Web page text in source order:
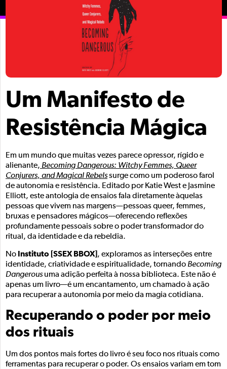
Um Manifesto de
Resistência Mágica
Em um mundo que muitas vezes parece opressor, rígido e
alienante, Becoming Dangerous: Witchy Femmes, Queer
Conjurers, and Magical Rebelssurge como um poderoso farol
de autonomia e resistência. Editado por Katie West e Jasmine
Elliott, este antologia de ensaios fala diretamente àquelas
pessoas que vivem nas margens—pessoas queer, femmes,
bruxas e pensadores mágicos—oferecendo reflexões
profundamente pessoais sobre o poder transformador do
ritual, da identidade e da rebeldia.
No Instituto [SSEX BBOX] , exploramos as interseções entre
identidade, criatividade e espiritualidade, tornando Becoming
Dangerousuma adição perfeita à nossa biblioteca. Este não é
apenas um livro—é um encantamento, um chamado à ação
para recuperar a autonomia por meio da magia cotidiana.
Recuperando o poder por meio
dos rituais
Um dos pontos mais fortes do livro é seu foco nos rituais como
ferramentas para recuperar o poder. Os ensaios variam em tom